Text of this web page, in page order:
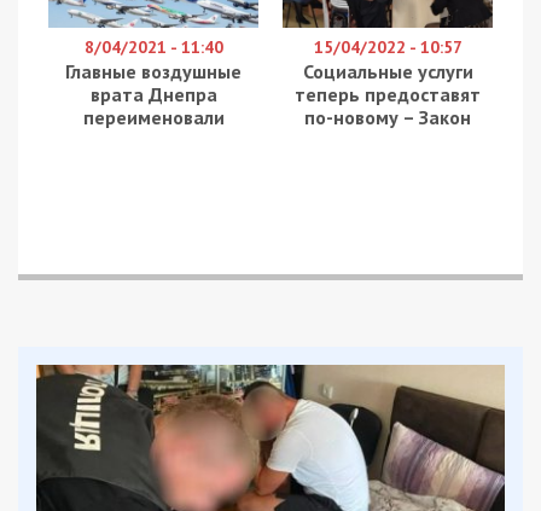
8/04/2021 - 11:40
Главные воздушные
врата Днепра
переименовали
15/04/2022 - 10:57
Социальные услуги
теперь предоставят
по-новому – Закон